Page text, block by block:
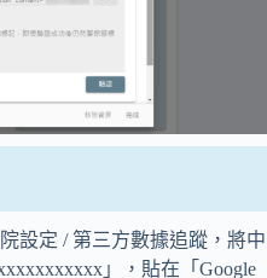
設定 / 第三方數據追蹤，將中
」，貼在「Google